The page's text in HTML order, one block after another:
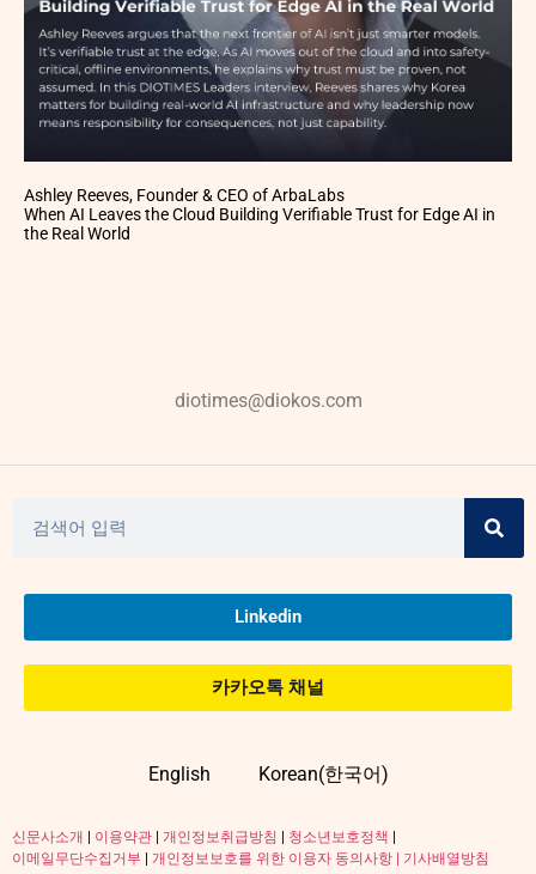
Ashley Reeves, Founder & CEO of ArbaLabs
When AI Leaves the Cloud Building Verifiable Trust for Edge AI in
the Real World
diotimes@diokos.com
Linkedin
카카오톡 채널
English Korean(한국어)
신문사소개 이용약관 개인정보취급방침 청소년보호정책
이메일무단수집거부
개인정보보호를 위한 이용자 동의사항 | 기사배열방침